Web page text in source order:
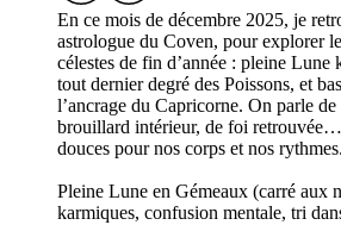
En ce mois de décembre 2025, je
astrologue du Coven, pour explorer
célestes de fin d’année : pleine Lune
tout dernier degré des Poissons, et
l’ancrage du Capricorne. On parle
brouillard intérieur, de foi
douces pour nos corps et nos rythmes.
Pleine Lune en Gémeaux (carré aux
karmiques, confusion mentale, tri